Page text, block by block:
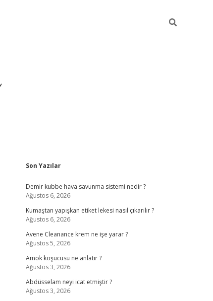
Sidebar
Son Yazılar
Demir kubbe hava savunma sistemi nedir ?
Ağustos 6, 2026
Kumaştan yapışkan etiket lekesi nasıl çıkarılır ?
Ağustos 6, 2026
Avene Cleanance krem ne işe yarar ?
Ağustos 5, 2026
Amok koşucusu ne anlatır ?
Ağustos 3, 2026
Abdüsselam neyi icat etmiştir ?
Ağustos 3, 2026